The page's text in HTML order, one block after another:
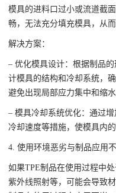
模具的进料口过小或流道截
畅，无法充分填充模具，从而
解决方案：
– 优化模具设计：根据制品
计模具的结构和冷却系统，
避免出现局部应力集中和缩水
– 模具冷却系统优化：通过
冷却速度等措施，使模具内
4. 使用环境恶劣与制品应用
如果TPE制品在使用过程中
紫外线照射等，可能会导致